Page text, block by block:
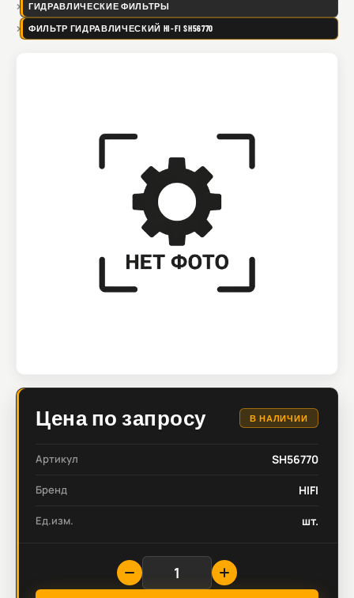
ГИДРАВЛИЧЕСКИЕ ФИЛЬТРЫ
ФИЛЬТР ГИДРАВЛИЧЕСКИЙ HI-FI SH56770
Цена по запросу В НАЛИЧИИ
Артикул SH56770
Бренд HIFI
Ед.изм. шт.